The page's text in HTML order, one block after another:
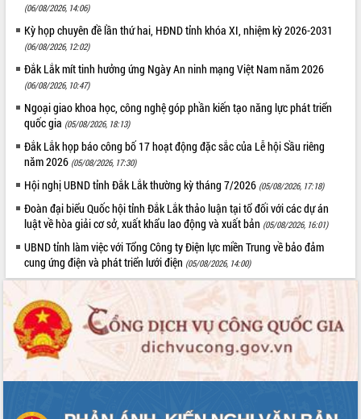
Lấy ý kiến điều chỉnh Quy hoạch tỉnh
Đắk Lắk thời kỳ 2021-2030, tầm nhìn
đến năm 2050
Phát động chiến dịch 30 ngày đêm
giải phóng mặt bằng Tuyến đường bộ
ven biển
Đắk Lắk nỗ lực thúc đẩy tăng trưởng
kinh tế từ 10% trở lên trong Quý
II/2026
Đắk Lắk ký kết thỏa thuận hợp tác về
chuyển đổi số giai đoạn 2026 – 2030
Việt Nam
Thứ trưởng Bộ Y tế làm việc với tỉnh
Đắk Lắk về phát triển nhân lực y tế
cho trạm y tế cấp xã
Du lịch Đắk Lắk nâng tầm trải nghiệm
du khách thông qua Hệ thống cơ sở dữ
liệu và Bản đồ số
Tập huấn ứng dụng trí tuệ nhân tạo (AI)
trong thương mại điện tử năm 2026
nhất, Quốc hội khóa XVI
(06/08/2026, 14:06)
Kỳ họp chuyên đề lần thứ hai, HĐND tỉnh khóa XI, nhiệm kỳ 2026-2031
(06/08/2026, 12:02)
Đắk Lắk mít tinh hưởng ứng Ngày An ninh mạng Việt Nam năm 2026
(06/08/2026, 10:47)
Ngoại giao khoa học, công nghệ góp phần kiến tạo năng lực phát triển
quốc gia (05/08/2026, 18:13)
Đắk Lắk họp báo công bố 17 hoạt động đặc sắc của Lễ hội Sầu riêng
năm 2026 (05/08/2026, 17:30)
Hội nghị UBND tỉnh Đắk Lắk thường kỳ tháng 7/2026 (05/08/2026, 17:18)
Đoàn đại biểu Quốc hội tỉnh Đắk Lắk thảo luận tại tổ đối với các dự án
luật về hòa giải cơ sở, xuất khẩu lao động và xuất bản (05/08/2026, 16:01)
UBND tỉnh làm việc với Tổng Công ty Điện lực miền Trung về bảo đảm
cung ứng điện và phát triển lưới điện (05/08/2026, 14:00)